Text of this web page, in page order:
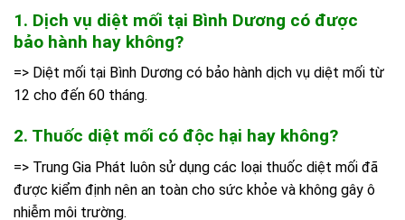
1. Dịch vụ diệt mối tại Bình Dương có được
bảo hành hay không?
=> Diệt mối tại Bình Dương có bảo hành dịch vụ diệt mối từ
12 cho đến 60 tháng.
2. Thuốc diệt mối có độc hại hay không?
=> Trung Gia Phát luôn sử dụng các loại thuốc diệt mối đã
được kiểm định nên an toàn cho sức khỏe và không gây ô
nhiễm môi trường.